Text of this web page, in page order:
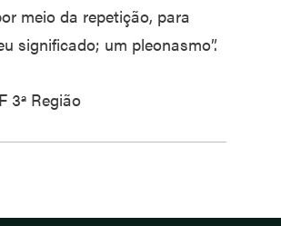
meio da repetição, para
significado; um pleonasmo”.
3ª Região